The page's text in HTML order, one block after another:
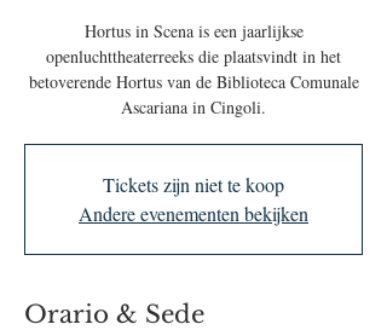
Hortus in Scena is een jaarlijkse
openluchttheaterreeks die plaatsvindt in het
betoverende Hortus van de Biblioteca Comunale
Ascariana in Cingoli.
Tickets zijn niet te koop
Andere evenementen bekijken
Orario & Sede